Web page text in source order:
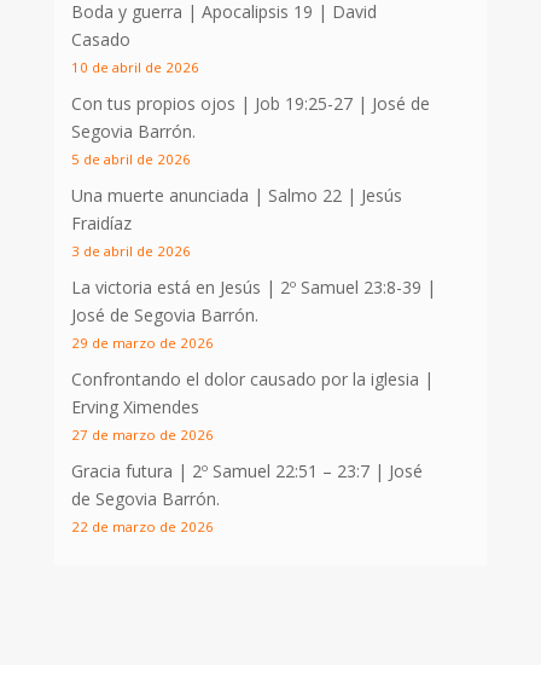
Boda y guerra | Apocalipsis 19 | David
Casado
10 de abril de 2026
Con tus propios ojos | Job 19:25-27| José de
Segovia Barrón.
5 de abril de 2026
Una muerte anunciada | Salmo 22| Jesús
Fraidíaz
3 de abril de 2026
La victoria está en Jesús | 2º Samuel 23:8-39 |
José de Segovia Barrón.
29 de marzo de 2026
Confrontando el dolor causado por la iglesia |
Erving Ximendes
27 de marzo de 2026
Gracia futura | 2º Samuel 22:51 – 23:7| José
de Segovia Barrón.
22 de marzo de 2026